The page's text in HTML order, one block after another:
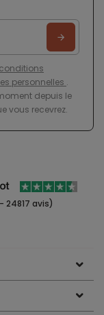
conditions
personnelles .
depuis le
vous recevrez.
24817 avis)